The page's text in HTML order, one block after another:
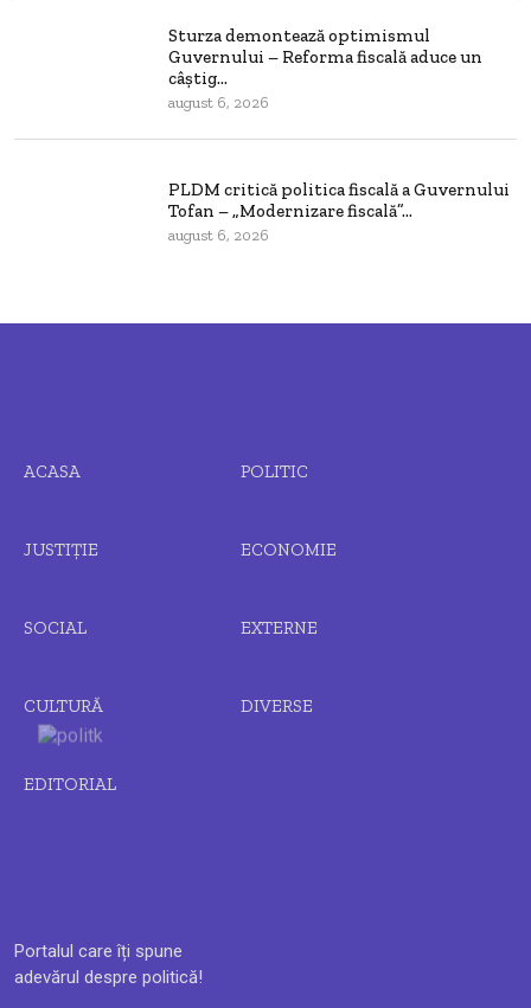
Sturza demontează optimismul
Guvernului – Reforma fiscală aduce un
câștig...
august 6, 2026
PLDM critică politica fiscală a Guvernului
Tofan – „Modernizare fiscală”...
august 6, 2026
Portalul care îți spune
adevărul despre politică!
ACASA POLITIC
JUSTIȚIE ECONOMIE
SOCIAL EXTERNE
CULTURĂ DIVERSE
EDITORIAL